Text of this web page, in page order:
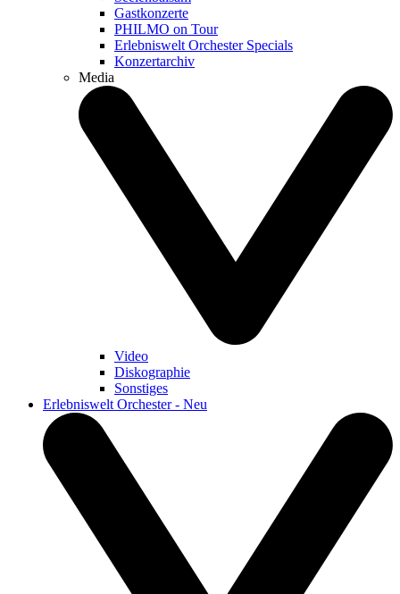
Gastkonzerte
PHILMO on Tour
Erlebniswelt Orchester Specials
Konzertarchiv
Media
Video
Diskographie
Sonstiges
Erlebniswelt Orchester - Neu